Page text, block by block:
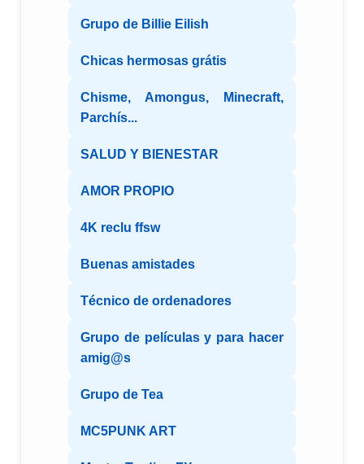
Grupo de Billie Eilish
Chicas hermosas grátis
Chisme, Amongus, Minecraft,
Parchís...
SALUD Y BIENESTAR
AMOR PROPIO
4K reclu ffsw
Buenas amistades
Técnico de ordenadores
Grupo de películas y para hacer
amig@s
Grupo de Tea
MC5PUNK ART